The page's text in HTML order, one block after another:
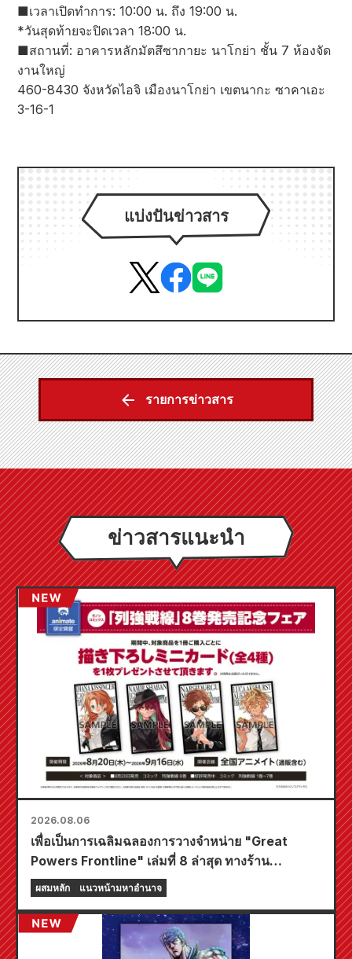
■เวลาเปิดทำการ: 10:00 น. ถึง 19:00 น.
*วันสุดท้ายจะปิดเวลา 18:00 น.
■สถานที่: อาคารหลักมัตสึซากายะ นาโกย่า ชั้น 7 ห้องจัด
งานใหญ่
460-8430 จังหวัดไอจิ เมืองนาโกย่า เขตนากะ ซาคาเอะ
3-16-1
แบ่งปันข่าวสาร
รายการข่าวสาร
ข่าวสารแนะนำ
2026.08.06
เพื่อเป็นการเฉลิมฉลองการวางจำหน่าย "Great
Powers Frontline" เล่มที่ 8 ล่าสุด ทางร้าน
Animate ทั่วประเทศจะจัดงานอีเวนต์พิเศษในช่วง
เวลาจำกัด เริ่มตั้งแต่วันที่ 20 สิงหาคม โดยคุณ
สามารถรับมินิการ์ดสุดพิเศษ (ทั้งหมด 4 แบบ) ได้ที่นี่!
ผสมหลัก แนวหน้ามหาอำนาจ